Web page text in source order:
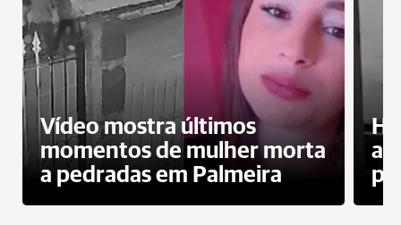
Vídeo mostra últimos
momentos de mulher morta
a pedradas em Palmeira